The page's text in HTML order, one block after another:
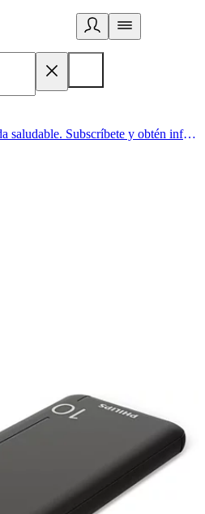
Acá comienza un estilo de vida saludable. Subscríbete y obtén información de primera mano